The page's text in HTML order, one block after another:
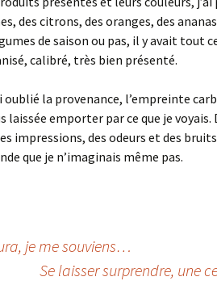
des citrons, des oranges, des
de saison ou pas, il y avait tout
calibré, très bien présenté.
oublié la provenance, l’empreinte
laissée emporter par ce que je
impressions, des odeurs et des
que je n’imaginais même pas.
je me souviens…
Se laisser surprendre, une